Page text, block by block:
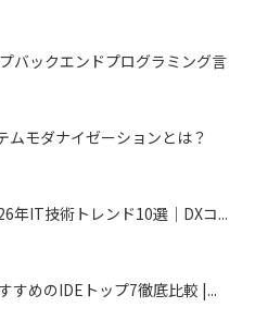
バックエンドプログラミング言
ムモダナイゼーションとは？
年IT技術トレンド10選｜DXコ...
すめのIDEトップ7徹底比較 |...